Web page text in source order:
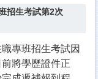
招生考試第2次
專班招生考試因
將學歷證件正